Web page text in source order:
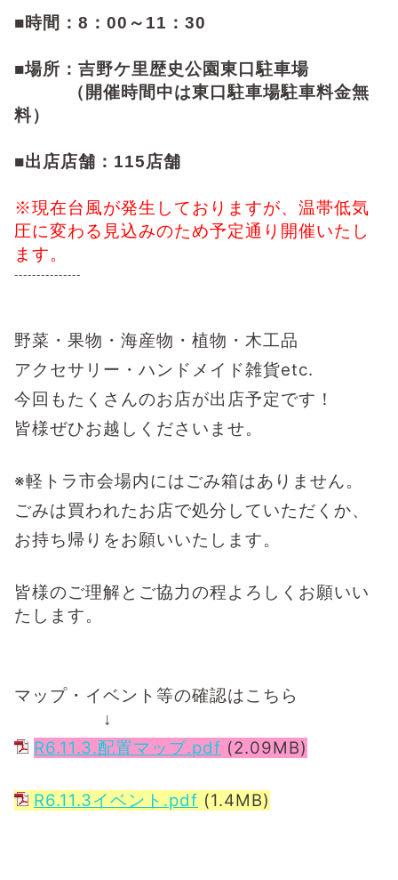
■時間：8：00～11：30
■場所：吉野ケ里歴史公園東口駐車場
（開催時間中は東口駐車場駐車料金無
料）
■出店店舗：115店舗
※現在台風が発生しておりますが、温帯低気
圧に変わる見込みのため予定通り開催いたし
ます。
---------------
野菜・果物・海産物・植物・木工品
アクセサリー・ハンドメイド雑貨etc.
今回もたくさんのお店が出店予定です！
皆様ぜひお越しくださいませ。
※軽トラ市会場内にはごみ箱はありません。
ごみは買われたお店で処分していただくか、
お持ち帰りをお願いいたします。
皆様のご理解とご協力の程よろしくお願いい
たします。
マップ・イベント等の確認はこちら
↓
R6.11.3.配置マップ.pdf (2.09MB)
R6.11.3イベント.pdf (1.4MB)